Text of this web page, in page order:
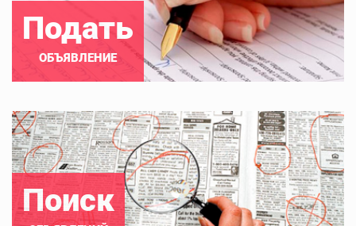
Подать
ОБЪЯВЛЕНИЕ
Поиск